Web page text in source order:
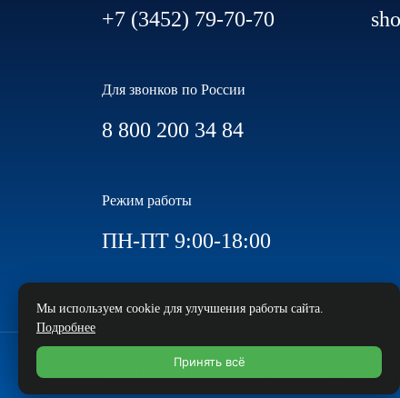
+7 (3452) 79-70-70
Для звонков по России
8 800 200 34 84
Режим работы
ПН-ПТ 9:00-18:00
© 1993-2026 IT-компания «Арсенал+» Все
Мы используем cookie для улучшения работы сайта.
Подробнее
Принять всё